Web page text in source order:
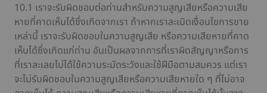
10.1 เราจะรับผิดชอบต่อท่านสำหรับความสูญเสียหรือความเสีย
หายที่คาดเห็นได้ซึ่งเกิดจากเรา ถ้าหากเราละเมิดเงื่อนไขการขาย
เหล่านี้ เราจะรับผิดชอบในความสูญเสีย หรือความเสียหายที่คาด
เห็นได้ซึ่งเกิดแก่ท่าน อันเป็นผลจากการที่เราผิดสัญญาหรือการ
ที่เราละเลยไม่ได้ใช้ความระมัดระวังและใช้ฝีมือตามสมควร แต่เรา
จะไม่รับผิดชอบในความสูญเสียหรือความเสียหายใด ๆ ที่ไม่อาจ